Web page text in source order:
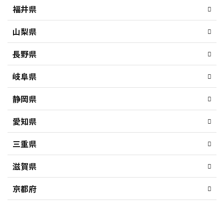
福井県
山梨県
長野県
岐阜県
静岡県
愛知県
三重県
滋賀県
京都府